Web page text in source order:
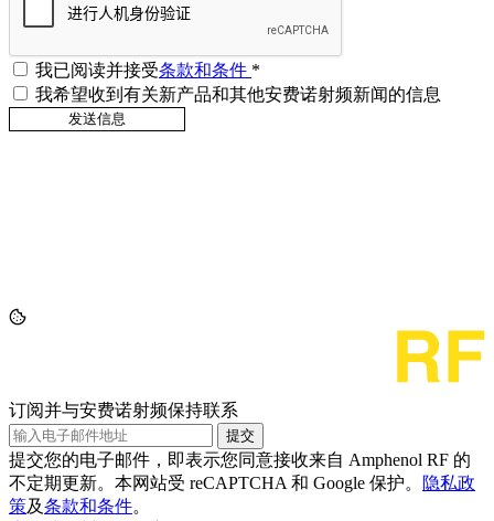
我已阅读并接受条款和条件 *
我希望收到有关新产品和其他安费诺射频新闻的信息
订阅并与安费诺射频保持联系
提交
提交您的电子邮件，即表示您同意接收来自 Amphenol RF 的
不定期更新。本网站受 reCAPTCHA 和 Google 保护。
隐私政
策及条款和条件。